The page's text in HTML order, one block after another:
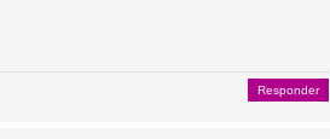
Responder